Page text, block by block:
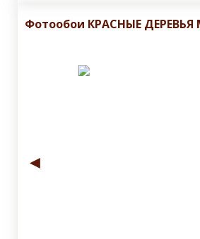
Фотообои КРАСНЫЕ
◄